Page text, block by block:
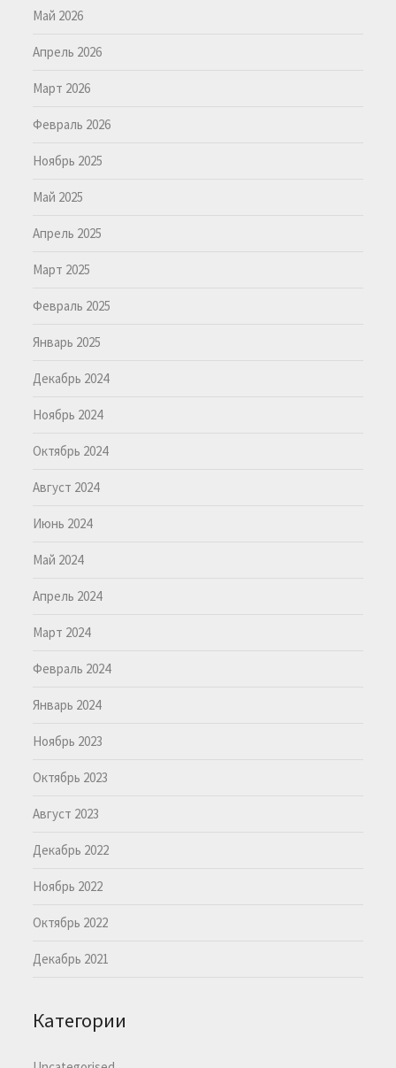
Май 2026
Апрель 2026
Март 2026
Февраль 2026
Ноябрь 2025
Май 2025
Апрель 2025
Март 2025
Февраль 2025
Январь 2025
Декабрь 2024
Ноябрь 2024
Октябрь 2024
Август 2024
Июнь 2024
Май 2024
Апрель 2024
Март 2024
Февраль 2024
Январь 2024
Ноябрь 2023
Октябрь 2023
Август 2023
Декабрь 2022
Ноябрь 2022
Октябрь 2022
Декабрь 2021
Категории